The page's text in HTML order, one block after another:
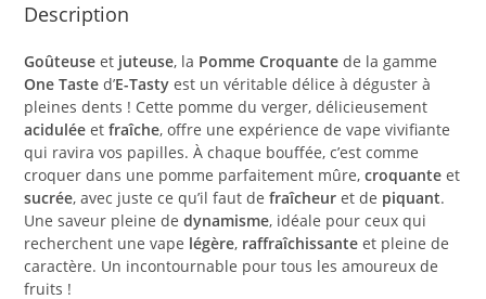
Description
Goûteuse et juteuse, la Pomme Croquante de la gamme
One Taste d’E-Tasty est un véritable délice à déguster à
pleines dents ! Cette pomme du verger, délicieusement
acidulée etfraîche, offre une expérience de vape vivifiante
qui ravira vos papilles. À chaque bouffée, c’est comme
croquer dans une pomme parfaitement mûre,croquante et
sucrée, avec juste ce qu’il faut defraîcheur et de piquant.
Une saveur pleine dedynamisme, idéale pour ceux qui
recherchent une vape légère, raffraîchissante et pleine de
caractère. Un incontournable pour tous les amoureux de
fruits !